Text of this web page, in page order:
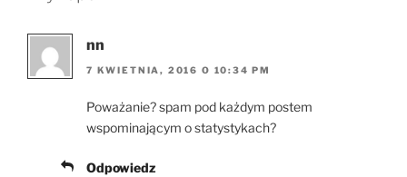
nn
7 KWIETNIA, 2016 O 10:34 PM
Poważanie? spam pod każdym postem
wspominającym o statystykach?
Odpowiedz